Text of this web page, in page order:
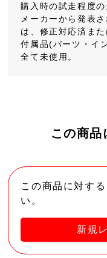
購入時の試走程度
メーカーから発表
は、修正対応済ま
付属品(パーツ・イ
全て未使用。
この商品
この商品に対す
い。
新規